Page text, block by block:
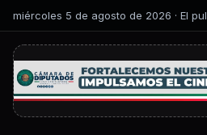
miércoles 5 de agosto de 2026 · El